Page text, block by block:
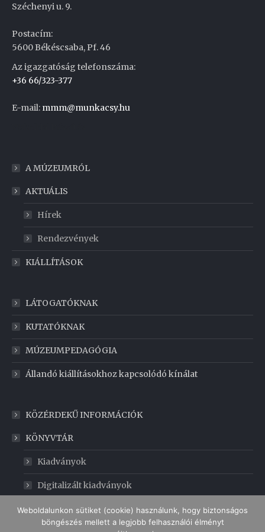
Széchenyi u. 9.
Postacím:
5600 Békéscsaba, Pf. 46
Az igazgatóság telefonszáma:
+36 66/323-377
E-mail: mmm@munkacsy.hu
A MÚZEUMRÓL
AKTUÁLIS
Hírek
Rendezvények
KIÁLLÍTÁSOK
LÁTOGATÓKNAK
KUTATÓKNAK
MÚZEUMPEDAGÓGIA
Állandó kiállításokhoz kapcsolódó kínálat
KÖZÉRDEKŰ INFORMÁCIÓK
KÖNYVTÁR
Kiadványok
Digitalizált kiadványok
GABONAMÚZEUM
Weboldalunkon sütiket (cookie) használunk, hogy biztonságos
böngészés mellett a legjobb felhasználói élményt